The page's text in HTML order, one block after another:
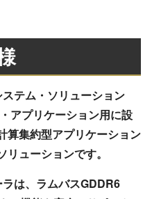
テム・ソリューション
アプリケーション用に設
算集約型アプリケーション
ューションです。
は、ラムバスGDDR6